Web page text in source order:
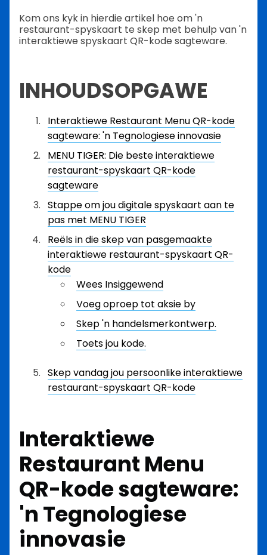
Kom ons kyk in hierdie artikel hoe om 'n
restaurant-spyskaart te skep met behulp van 'n
interaktiewe spyskaart QR-kode sagteware.
INHOUDSOPGAWE
Interaktiewe Restaurant Menu QR-kode
sagteware: 'n Tegnologiese innovasie
MENU TIGER: Die beste interaktiewe
restaurant-spyskaart QR-kode
sagteware
Stappe om jou digitale spyskaart aan te
pas met MENU TIGER
Reëls in die skep van pasgemaakte
interaktiewe restaurant-spyskaart QR-
kode
Wees Insiggewend
Voeg oproep tot aksie by
Skep 'n handelsmerkontwerp.
Toets jou kode.
Skep vandag jou persoonlike interaktiewe
restaurant-spyskaart QR-kode
Interaktiewe
Restaurant Menu
QR-kode sagteware:
'n Tegnologiese
innovasie